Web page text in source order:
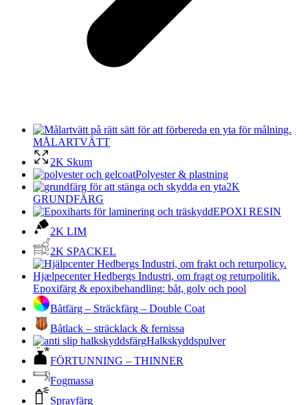
MÅLARTVÄTT
2K Skum
Polyester & plastning
2K
GRUNDFÄRG
EPOXI RESIN
2K LIM
2K SPACKEL
Epoxifärg & epoxibehandling: båt, golv och pool
Båtfärg – Sträckfärg – Double Coat
Båtlack – sträcklack & fernissa
Halkskyddspulver
FÖRTUNNING – THINNER
Fogmassa
Sprayfärg